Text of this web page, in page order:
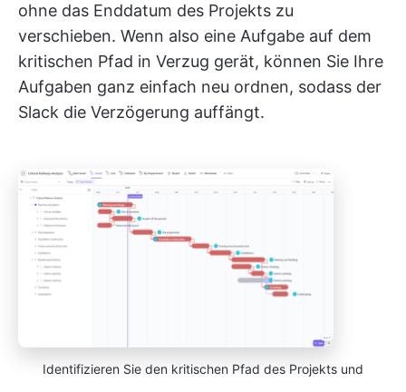
ohne das Enddatum des Projekts zu
verschieben. Wenn also eine Aufgabe auf dem
kritischen Pfad in Verzug gerät, können Sie Ihre
Aufgaben ganz einfach neu ordnen, sodass der
Slack die Verzögerung auffängt.
Identifizieren Sie den kritischen Pfad des Projekts und